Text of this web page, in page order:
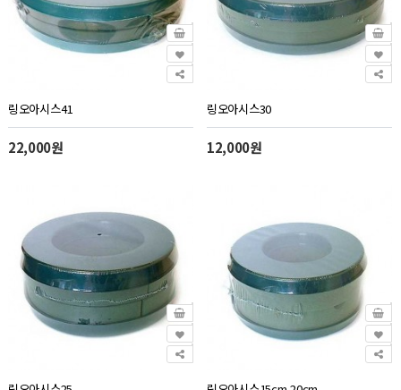
링오아시스41
22,000원
링오아시스30
12,000원